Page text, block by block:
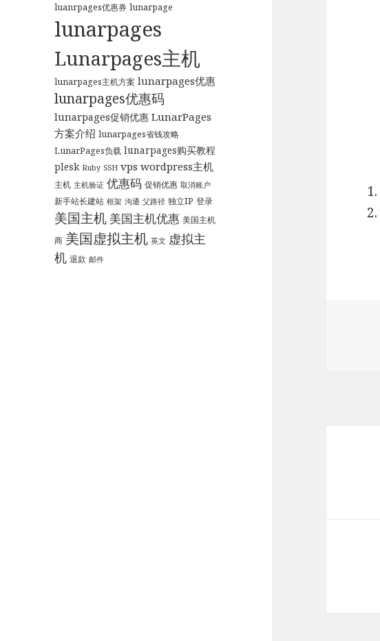
luanrpages优惠券 lunarpage
lunarpages
Lunarpages主机
lunarpages主机方案 lunarpages优惠
lunarpages优惠码
lunarpages促销优惠 LunarPages
方案介绍 lunarpages省钱攻略
LunarPages负载 lunarpages购买教程
plesk Ruby SSH vps wordpress主机
主机 主机验证 优惠码 促销优惠 取消账户
新手站长建站 框架 沟通 父路径 独立IP 登录
美国主机 美国主机优惠 美国主机
商 美国虚拟主机 英文 虚拟主
机 退款 邮件